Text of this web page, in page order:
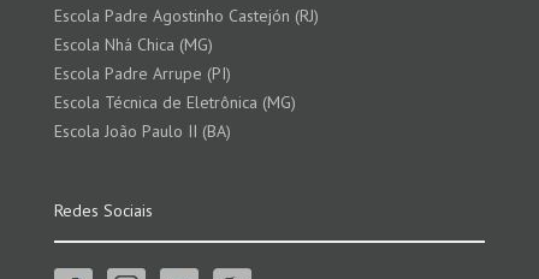
Escola Padre Agostinho Castejón (RJ)
Escola Nhá Chica (MG)
Escola Padre Arrupe (PI)
Escola Técnica de Eletrônica (MG)
Escola João Paulo II (BA)
Redes Sociais